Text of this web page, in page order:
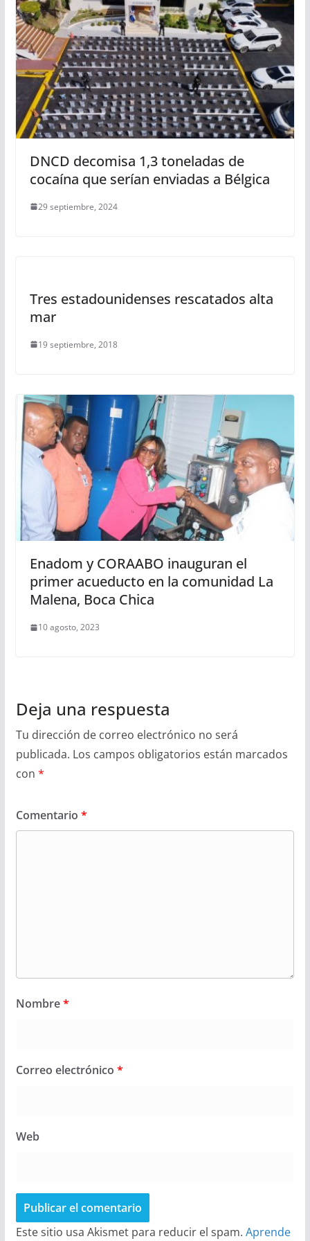
DNCD decomisa 1,3 toneladas de
cocaína que serían enviadas a Bélgica
29 septiembre, 2024
Tres estadounidenses rescatados alta
mar
19 septiembre, 2018
Enadom y CORAABO inauguran el
primer acueducto en la comunidad La
Malena, Boca Chica
10 agosto, 2023
Deja una respuesta
Tu dirección de correo electrónico no será
publicada. Los campos obligatorios están marcados
con *
Comentario *
Nombre*
Correo electrónico *
Web
Este sitio usa Akismet para reducir el spam. Aprende